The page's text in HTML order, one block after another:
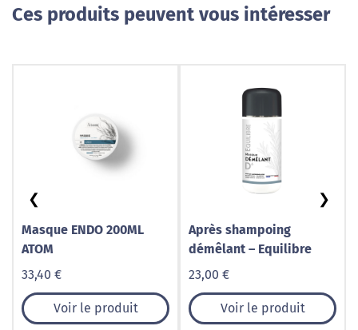
Ces produits peuvent vous intéresser
Masque ENDO 200ML
ATOM
33,40 €
Voir le produit
Après shampoing
démêlant – Equilibre
23,00 €
Voir le produit
❮ ❯